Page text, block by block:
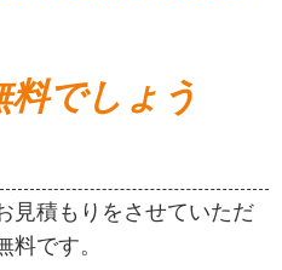
でしょう
見積もりをさせていただ
料です。